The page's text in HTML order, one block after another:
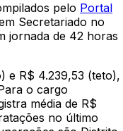
pelo Portal
Secretariado no
jornada de 42 horas
e R$ 4.239,53 (teto),
o cargo
média de R$
no último